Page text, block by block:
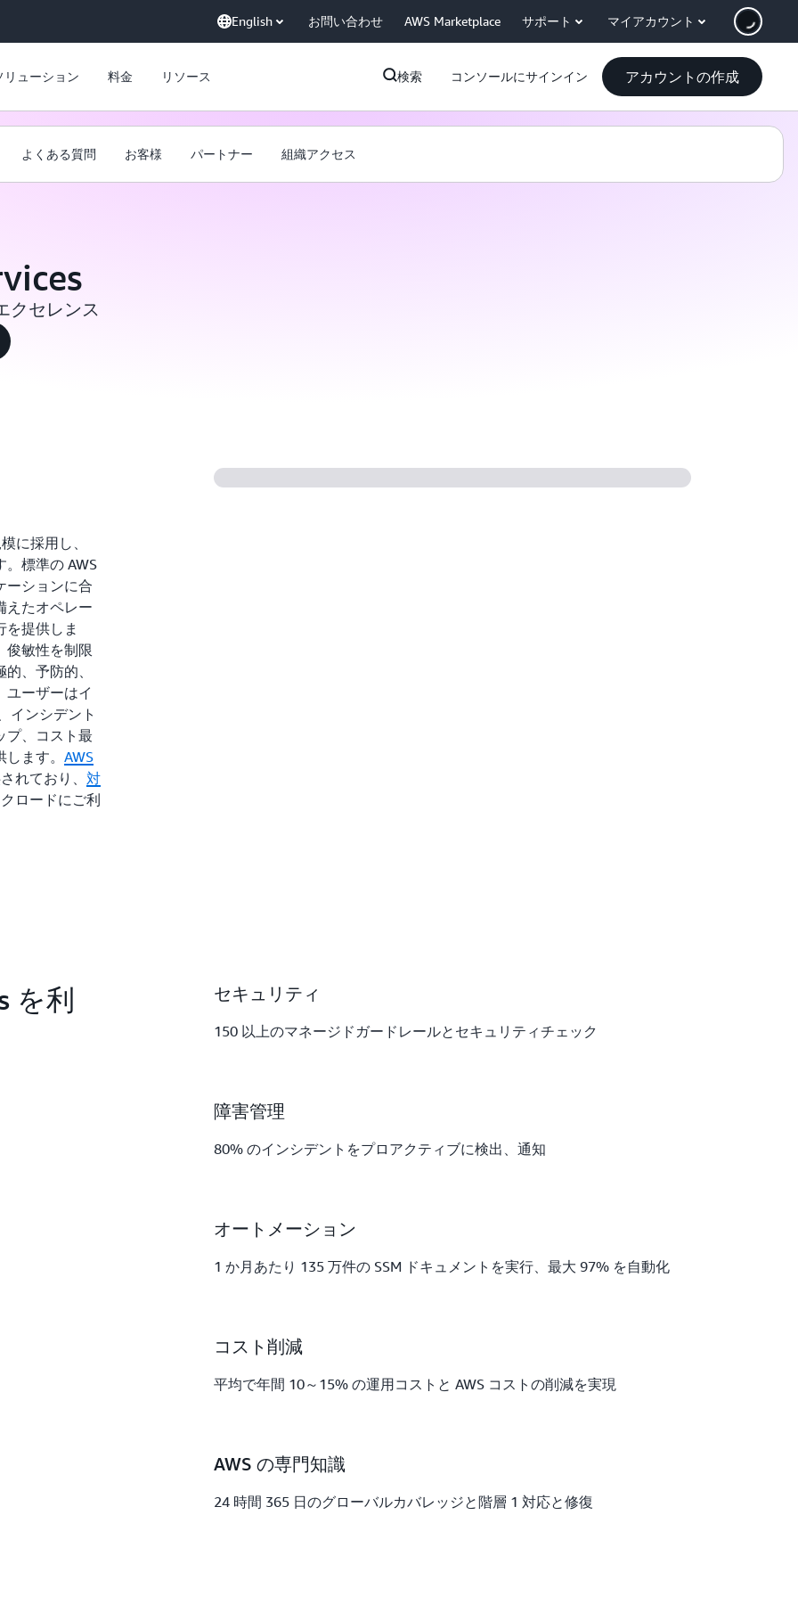
English お問い合わせ AWS Marketplace サポート マイアカウント
リューション 料金 リソース 検索 コンソールにサインイン アカウントの作成
よくある質問 お客様 パートナー 組織アクセス
クセレンス
に採用し、
標準の AWS
ーションに合
えたオペレー
提供しま
俊敏性を制限
、予防的、
ユーザーはイ
インシデント
プ、コスト最
します。AWS
れており、対
ロードにご利
を利 セキュリティ
150 以上のマネージドガードレールとセキュリティチェック
障害管理
80% のインシデントをプロアクティブに検出、通知
オートメーション
1 か月あたり 135 万件の SSM ドキュメントを実行、最大 97% を自動化
コスト削減
平均で年間 10～15% の運用コストと AWS コストの削減を実現
AWS の専門知識
24 時間 365 日のグローバルカバレッジと階層 1 対応と修復